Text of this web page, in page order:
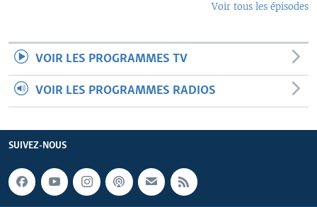
Voir tous les épisodes
VOIR LES PROGRAMMES TV
VOIR LES PROGRAMMES RADIOS
SUIVEZ-NOUS